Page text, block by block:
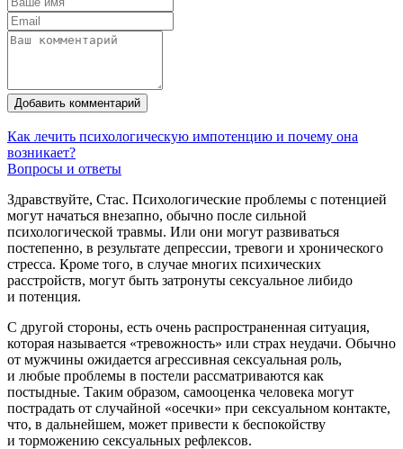
Добавить комментарий
Как лечить психологическую импотенцию и почему она
возникает?
Вопросы и ответы
Здравствуйте, Стас. Психологические проблемы с потенцией
могут начаться внезапно, обычно после сильной
психологической травмы. Или они могут развиваться
постепенно, в результате депрессии, тревоги и хронического
стресса. Кроме того, в случае многих психических
расстройств, могут быть затронуты сексуальное либидо
и потенция.
С другой стороны, есть очень распространенная ситуация,
которая называется «тревожность» или страх неудачи. Обычно
от мужчины ожидается агрессивная сексуальная роль,
и любые проблемы в постели рассматриваются как
постыдные. Таким образом, самооценка человека могут
пострадать от случайной «осечки» при сексуальном контакте,
что, в дальнейшем, может привести к беспокойству
и торможению сексуальных рефлексов.